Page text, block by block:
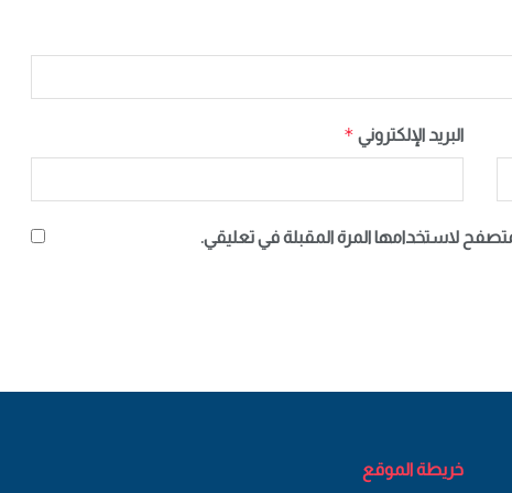
البريد الإلكتروني *
لاستخدامها المرة المقبلة في تعليقي.
خريطة الموقع